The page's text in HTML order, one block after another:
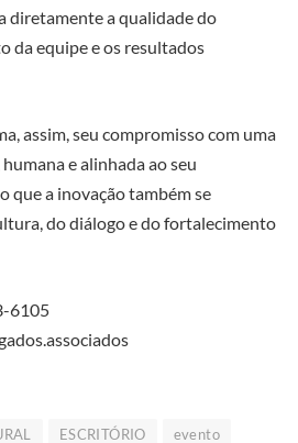
diretamente a qualidade do
da equipe e os resultados
assim, seu compromisso com uma
e alinhada ao seu
que a inovação também se
do diálogo e do fortalecimento
6105
ESCRITÓRIO
evento